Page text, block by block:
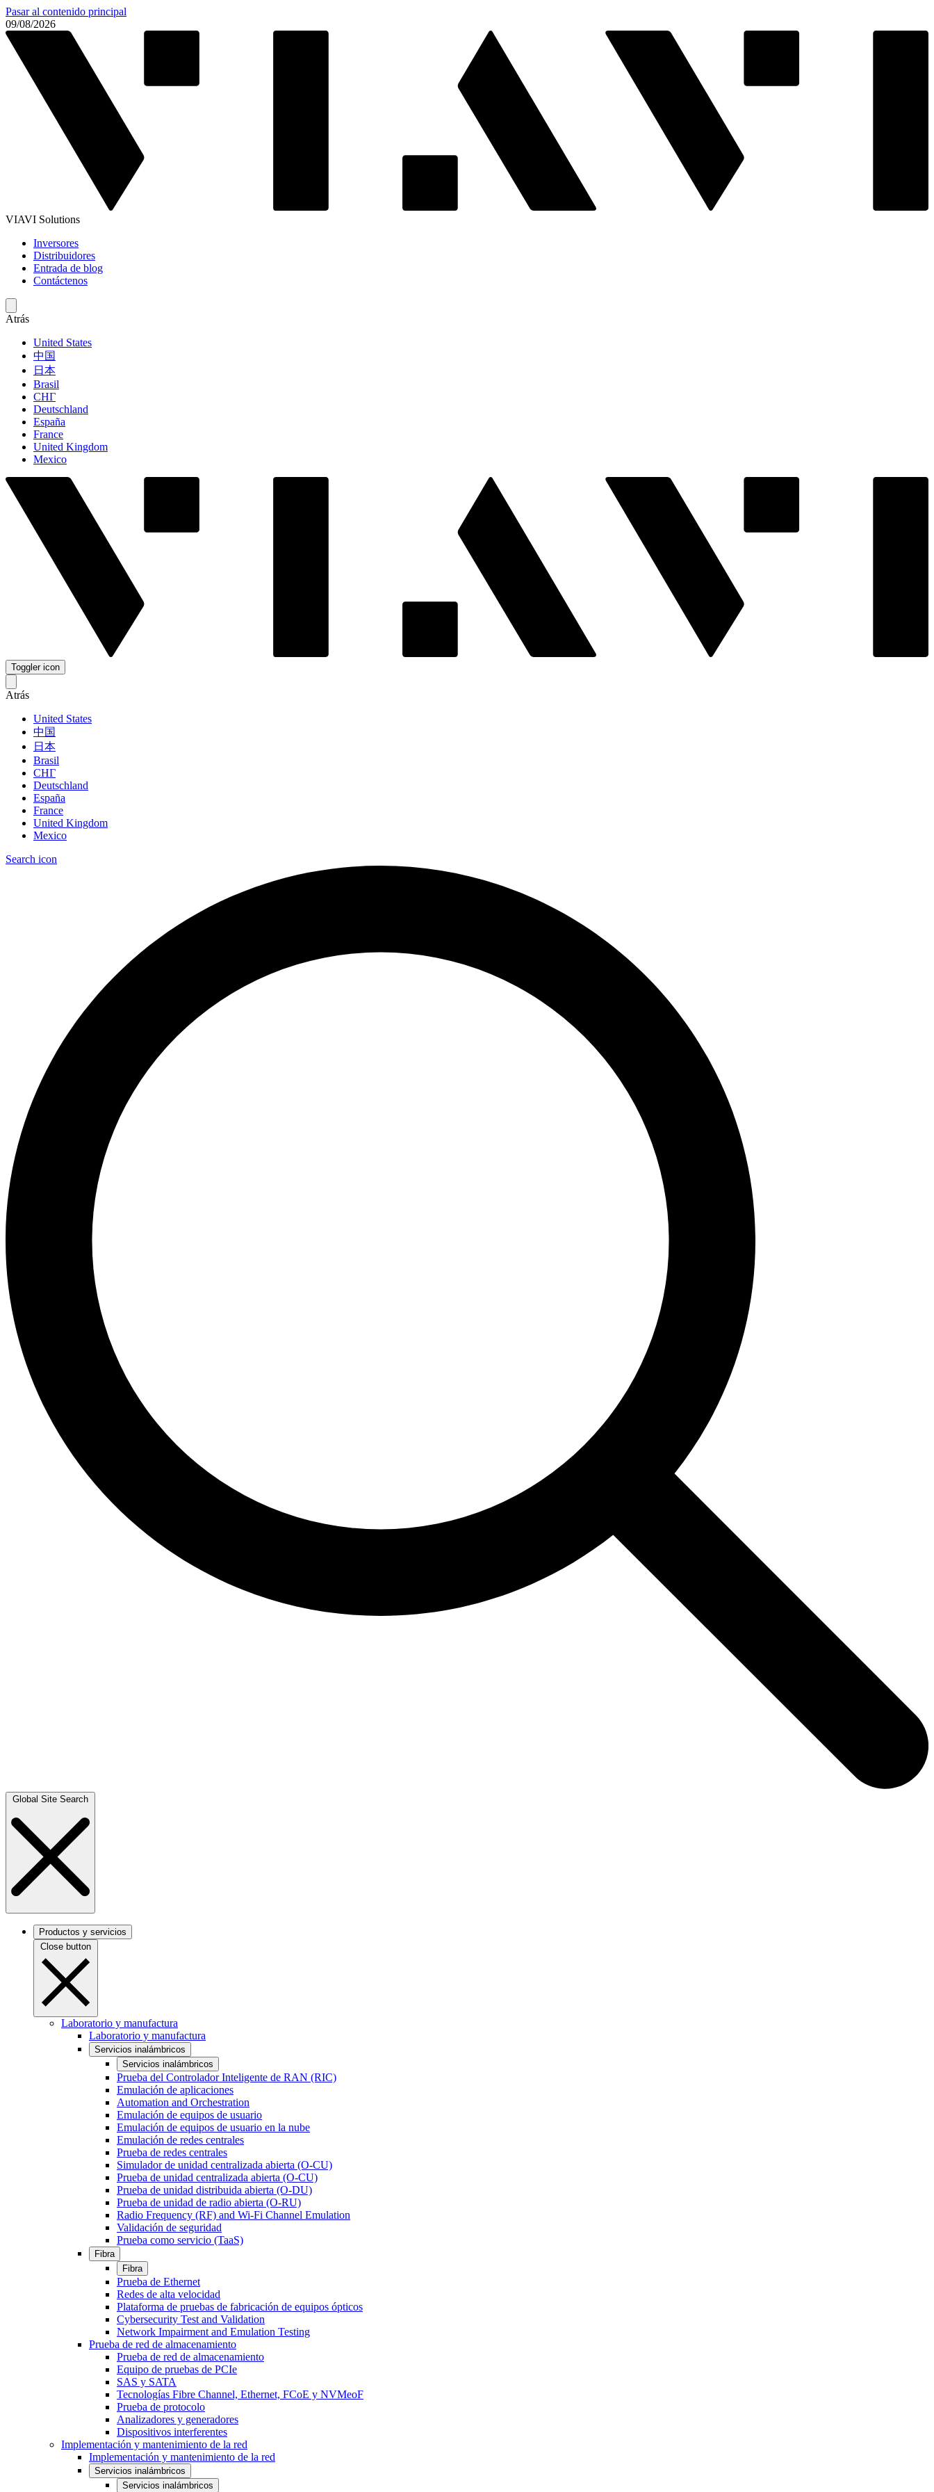
Pasar al contenido principal
09/08/2026
VIAVI Solutions
Inversores
Distribuidores
Entrada de blog
Contáctenos
Atrás
United States
中国
日本
Brasil
СНГ
Deutschland
España
France
United Kingdom
Mexico
Toggler icon
Atrás
United States
中国
日本
Brasil
СНГ
Deutschland
España
France
United Kingdom
Mexico
Search icon
Global Site Search
Productos y servicios
Close button
Laboratorio y manufactura
Laboratorio y manufactura
Servicios inalámbricos
Servicios inalámbricos
Prueba del Controlador Inteligente de RAN (RIC)
Emulación de aplicaciones
Automation and Orchestration
Emulación de equipos de usuario
Emulación de equipos de usuario en la nube
Emulación de redes centrales
Prueba de redes centrales
Simulador de unidad centralizada abierta (O-CU)
Prueba de unidad centralizada abierta (O-CU)
Prueba de unidad distribuida abierta (O-DU)
Prueba de unidad de radio abierta (O-RU)
Radio Frequency (RF) and Wi-Fi Channel Emulation
Validación de seguridad
Prueba como servicio (TaaS)
Fibra
Fibra
Prueba de Ethernet
Redes de alta velocidad
Plataforma de pruebas de fabricación de equipos ópticos
Cybersecurity Test and Validation
Network Impairment and Emulation Testing
Prueba de red de almacenamiento
Prueba de red de almacenamiento
Equipo de pruebas de PCIe
SAS y SATA
Tecnologías Fibre Channel, Ethernet, FCoE y NVMeoF
Prueba de protocolo
Analizadores y generadores
Dispositivos interferentes
Implementación y mantenimiento de la red
Implementación y mantenimiento de la red
Servicios inalámbricos
Servicios inalámbricos